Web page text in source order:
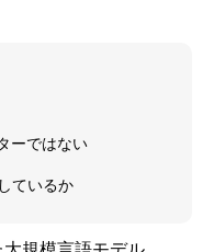
ーではない
ているか